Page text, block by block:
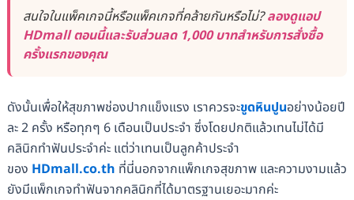
สนใจในแพ็คเกจนี้หรือแพ็คเกจที่คล้ายกันหรือไม่?ลองดูแอป
HDmall ตอนนี้และรับส่วนลด 1,000 บาทสำหรับการสั่งซื้อ
ครั้งแรกของคุณ
ดังนั้นเพื่อให้สุขภาพช่องปากแข็งแรง เราควรจะขูดหินปูนอย่างน้อยปี
ละ 2 ครั้ง หรือทุกๆ 6 เดือนเป็นประจำ ซึ่งโดยปกติแล้วเทนไม่ได้มี
คลินิกทำฟันประจำค่ะ แต่ว่าเทนเป็นลูกค้าประจำ
ของ HDmall.co.th ที่นี่นอกจากแพ็กเกจสุขภาพ และความงามแล้ว
ยังมีแพ็กเกจทำฟันจากคลินิกที่ได้มาตรฐานเยอะมากค่ะ